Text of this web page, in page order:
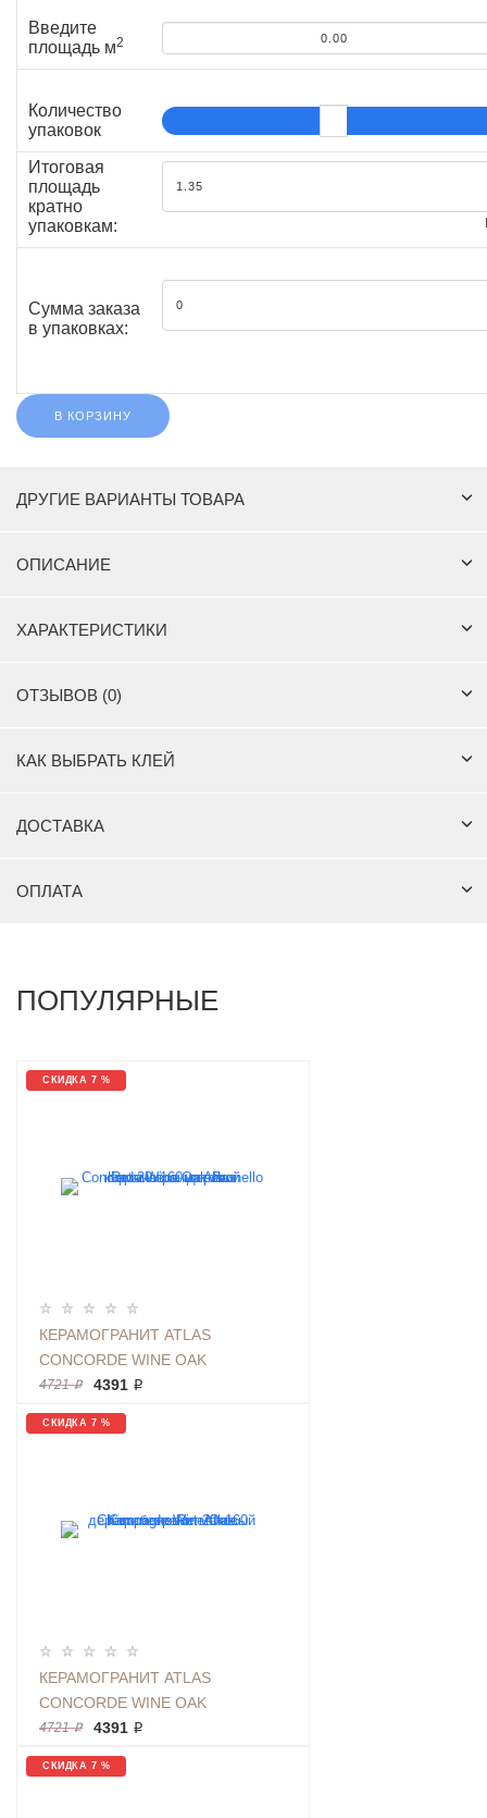
Введите
площадь м2
Количество
упаковок
Итоговая
площадь
кратно
упаковкам:
Сумма заказа
в упаковках:
В КОРЗИНУ
ДРУГИЕ ВАРИАНТЫ ТОВАРА
ОПИСАНИЕ
ХАРАКТЕРИСТИКИ
ОТЗЫВОВ (0)
КАК ВЫБРАТЬ КЛЕЙ
ДОСТАВКА
ОПЛАТА
ПОПУЛЯРНЫЕ
СКИДКА 7 %
КЕРАМОГРАНИТ ATLAS
CONCORDE WINE OAK
BRUNELLO RET 20Х160 ДЕРЕВО
КОРИЧНЕВОЕ МАТОВЫЙ
4721 ₽ 4391 ₽
СКИДКА 7 %
КЕРАМОГРАНИТ ATLAS
CONCORDE WINE OAK
CHAMPAGNE RET 20Х160
ДЕРЕВО БЕЖЕВОЕ МАТОВЫЙ
4721 ₽ 4391 ₽
СКИДКА 7 %